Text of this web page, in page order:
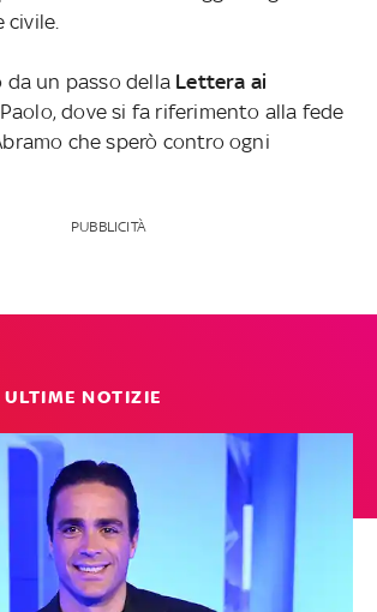
civile.
un passo della Lettera ai
dove si fa riferimento alla fede
che sperò contro ogni
PUBBLICITÀ
NOTIZIE